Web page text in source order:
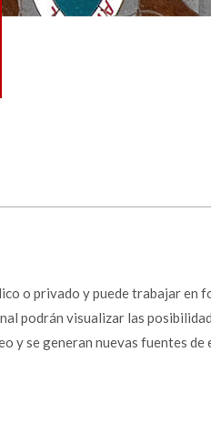
o privado y puede trabajar en
podrán visualizar las
y se generan nuevas fuentes de